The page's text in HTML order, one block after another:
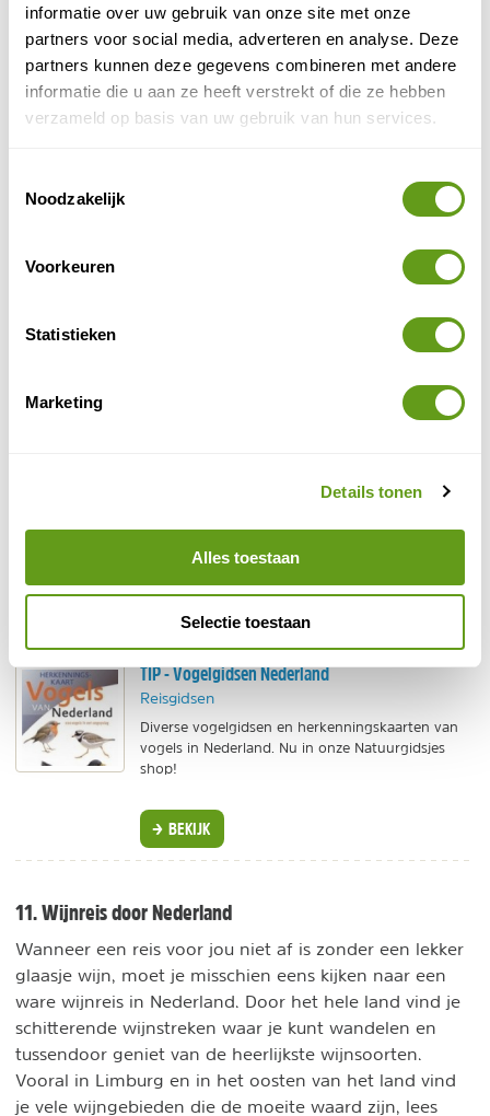
informatie over uw gebruik van onze site met onze
partners voor social media, adverteren en analyse. Deze
partners kunnen deze gegevens combineren met andere
informatie die u aan ze heeft verstrekt of die ze hebben
verzameld op basis van uw gebruik van hun services.
Noodzakelijk
Voorkeuren
Statistieken
Marketing
Details tonen
Alles toestaan
Selectie toestaan
met een groep enthousiaste vogelaars op zoek naar de
bijzonderste soorten. Je kan hiervoor naar de andere
kant van de wereld, maar Nederland is ook een echt
vogelland.
Neem je verrekijker mee en ga even helemaal op in de
vogels in Nederland.
TIP - Vogelgidsen Nederland
Reisgidsen
Diverse vogelgidsen en herkenningskaarten van
vogels in Nederland. Nu in onze Natuurgidsjes
shop!
BEKIJK
11. Wijnreis door Nederland
Wanneer een reis voor jou niet af is zonder een lekker
glaasje wijn, moet je misschien eens kijken naar een
ware wijnreis in Nederland. Door het hele land vind je
schitterende wijnstreken waar je kunt wandelen en
tussendoor geniet van de heerlijkste wijnsoorten.
Vooral in Limburg en in het oosten van het land vind
je vele wijngebieden die de moeite waard zijn, lees